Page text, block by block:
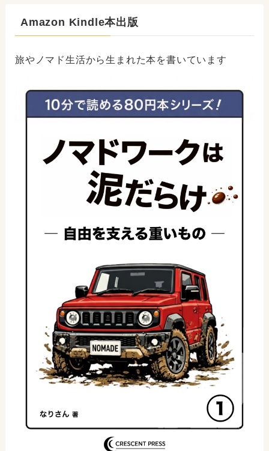
Amazon Kindle本出版
旅やノマド生活から生まれた本を書いています